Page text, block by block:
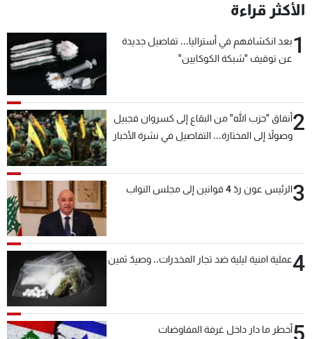
الأكثر قراءة
1بعد انكشافهم في أستراليا... تفاصيل جديدة
عن توقيف "شبكة الكوكايين"
2أنفاق "حزب الله" من البقاع إلى كسروان فجبيل
وصولاً إلى المختارة... التفاصيل في نشرة الأخبار
3الرئيس عون ردّ 4 قوانين إلى مجلس النواب
4عملية امنية ليلية ضد تجار المخدرات.. وصيدٌ ثمين
5أخطر ما دار داخل غرفة المفاوضات